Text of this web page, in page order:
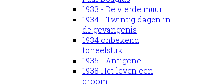
1933 - De vierde muur
1934 - Twintig dagen in
de gevangenis
1934 onbekend
toneelstuk
1935 - Antigone
1938 Het leven een
droom